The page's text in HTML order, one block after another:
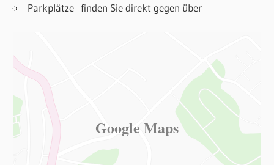
Parkplätze finden Sie direkt gegen über
Google Maps